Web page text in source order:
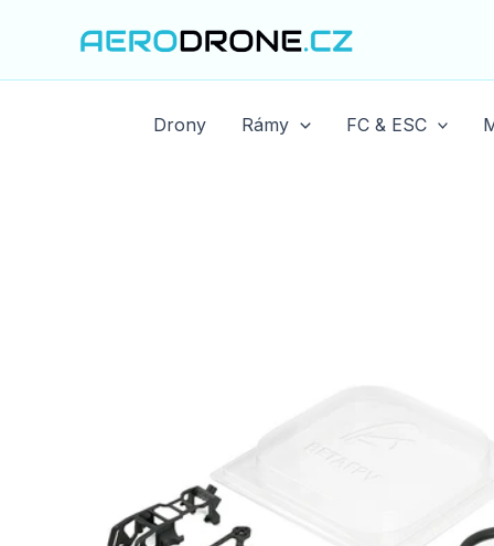
Drony Rámy FC & ESC